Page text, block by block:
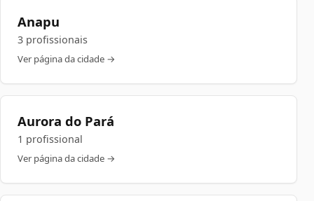
Anapu
3 profissionais
Ver página da cidade →
Aurora do Pará
1 profissional
Ver página da cidade →